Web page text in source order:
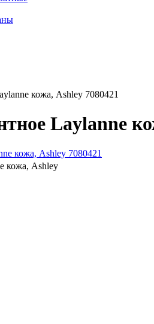
кожа, Ashley 7080421
Laylanne
кожа, Ashley